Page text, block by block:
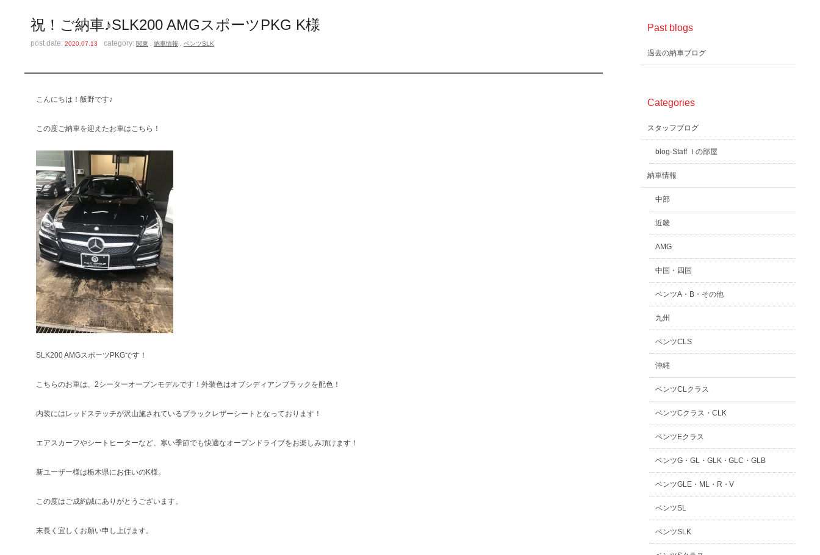
祝！ご納車♪SLK200 AMGスポーツPKG K様
post date:2020.07.13 category: 関東 納車情報 ベンツSLK
こんにちは！飯野です♪
この度ご納車を迎えたお車はこちら！
SLK200 AMGスポーツPKGです！
こちらのお車は、2シーターオープンモデルです！外装色はオブシディアンブラックを配色！
内装にはレッドステッチが沢山施されているブラックレザーシートとなっております！
エアスカーフやシートヒーターなど、寒い季節でも快適なオープンドライブをお楽しみ頂けます！
新ユーザー様は栃木県にお住いのK様。
この度はご成約誠にありがとうございます。
末長く宜しくお願い申し上げます。
Past blogs
過去の納車ブログ
Categories
スタッフブログ
blog-Staff Ｉの部屋
納車情報
中部
近畿
AMG
中国・四国
ベンツA・B・その他
九州
ベンツCLS
沖縄
ベンツCLクラス
ベンツCクラス・CLK
ベンツEクラス
ベンツG・GL・GLK・GLC・GLB
ベンツGLE・ML・R・V
ベンツSL
ベンツSLK